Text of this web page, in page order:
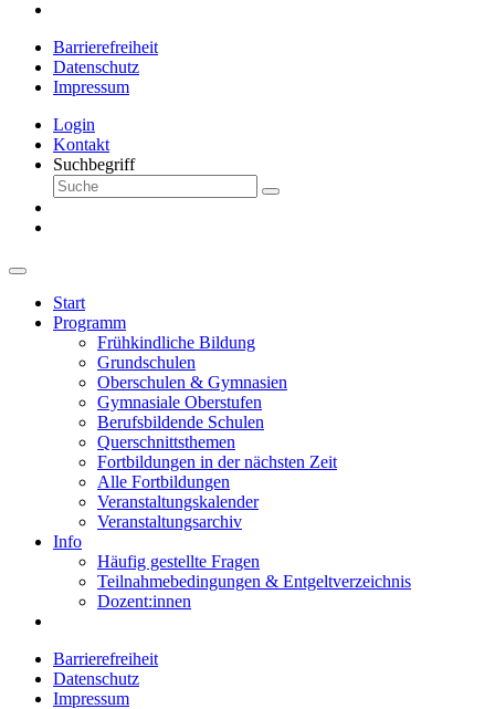
Barrierefreiheit
Datenschutz
Impressum
Login
Kontakt
Suchbegriff
Start
Programm
Frühkindliche Bildung
Grundschulen
Oberschulen & Gymnasien
Gymnasiale Oberstufen
Berufsbildende Schulen
Querschnittsthemen
Fortbildungen in der nächsten Zeit
Alle Fortbildungen
Veranstaltungskalender
Veranstaltungsarchiv
Info
Häufig gestellte Fragen
Teilnahmebedingungen & Entgeltverzeichnis
Dozent:innen
Barrierefreiheit
Datenschutz
Impressum